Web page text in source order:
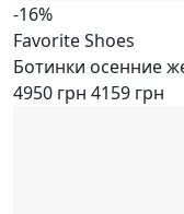
-16%
Favorite Shoes
Ботинки осенние
4950 грн 4159 грн